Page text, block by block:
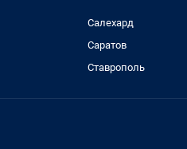
Салехард
Саратов
Ставрополь